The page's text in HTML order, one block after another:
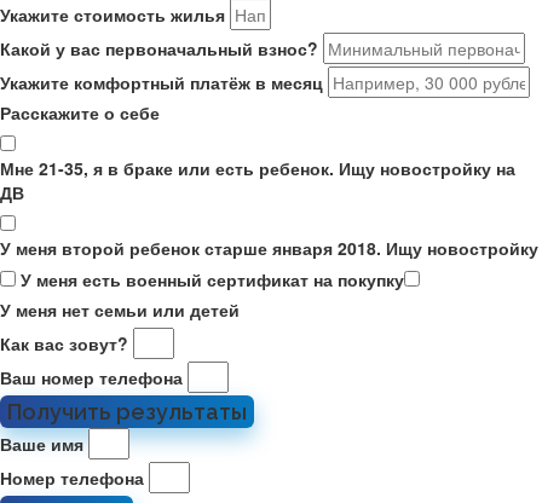
Укажите стоимость жилья
Какой у вас первоначальный взнос?
Укажите комфортный платёж в месяц
Расскажите о себе
Мне 21-35, я в браке или есть ребенок. Ищу новостройку на
ДВ
У меня второй ребенок старше января 2018. Ищу новостройку
У меня есть военный сертификат на покупку
У меня нет семьи или детей
Как вас зовут?
Ваш номер телефона
Получить результаты
Ваше имя
Номер телефона